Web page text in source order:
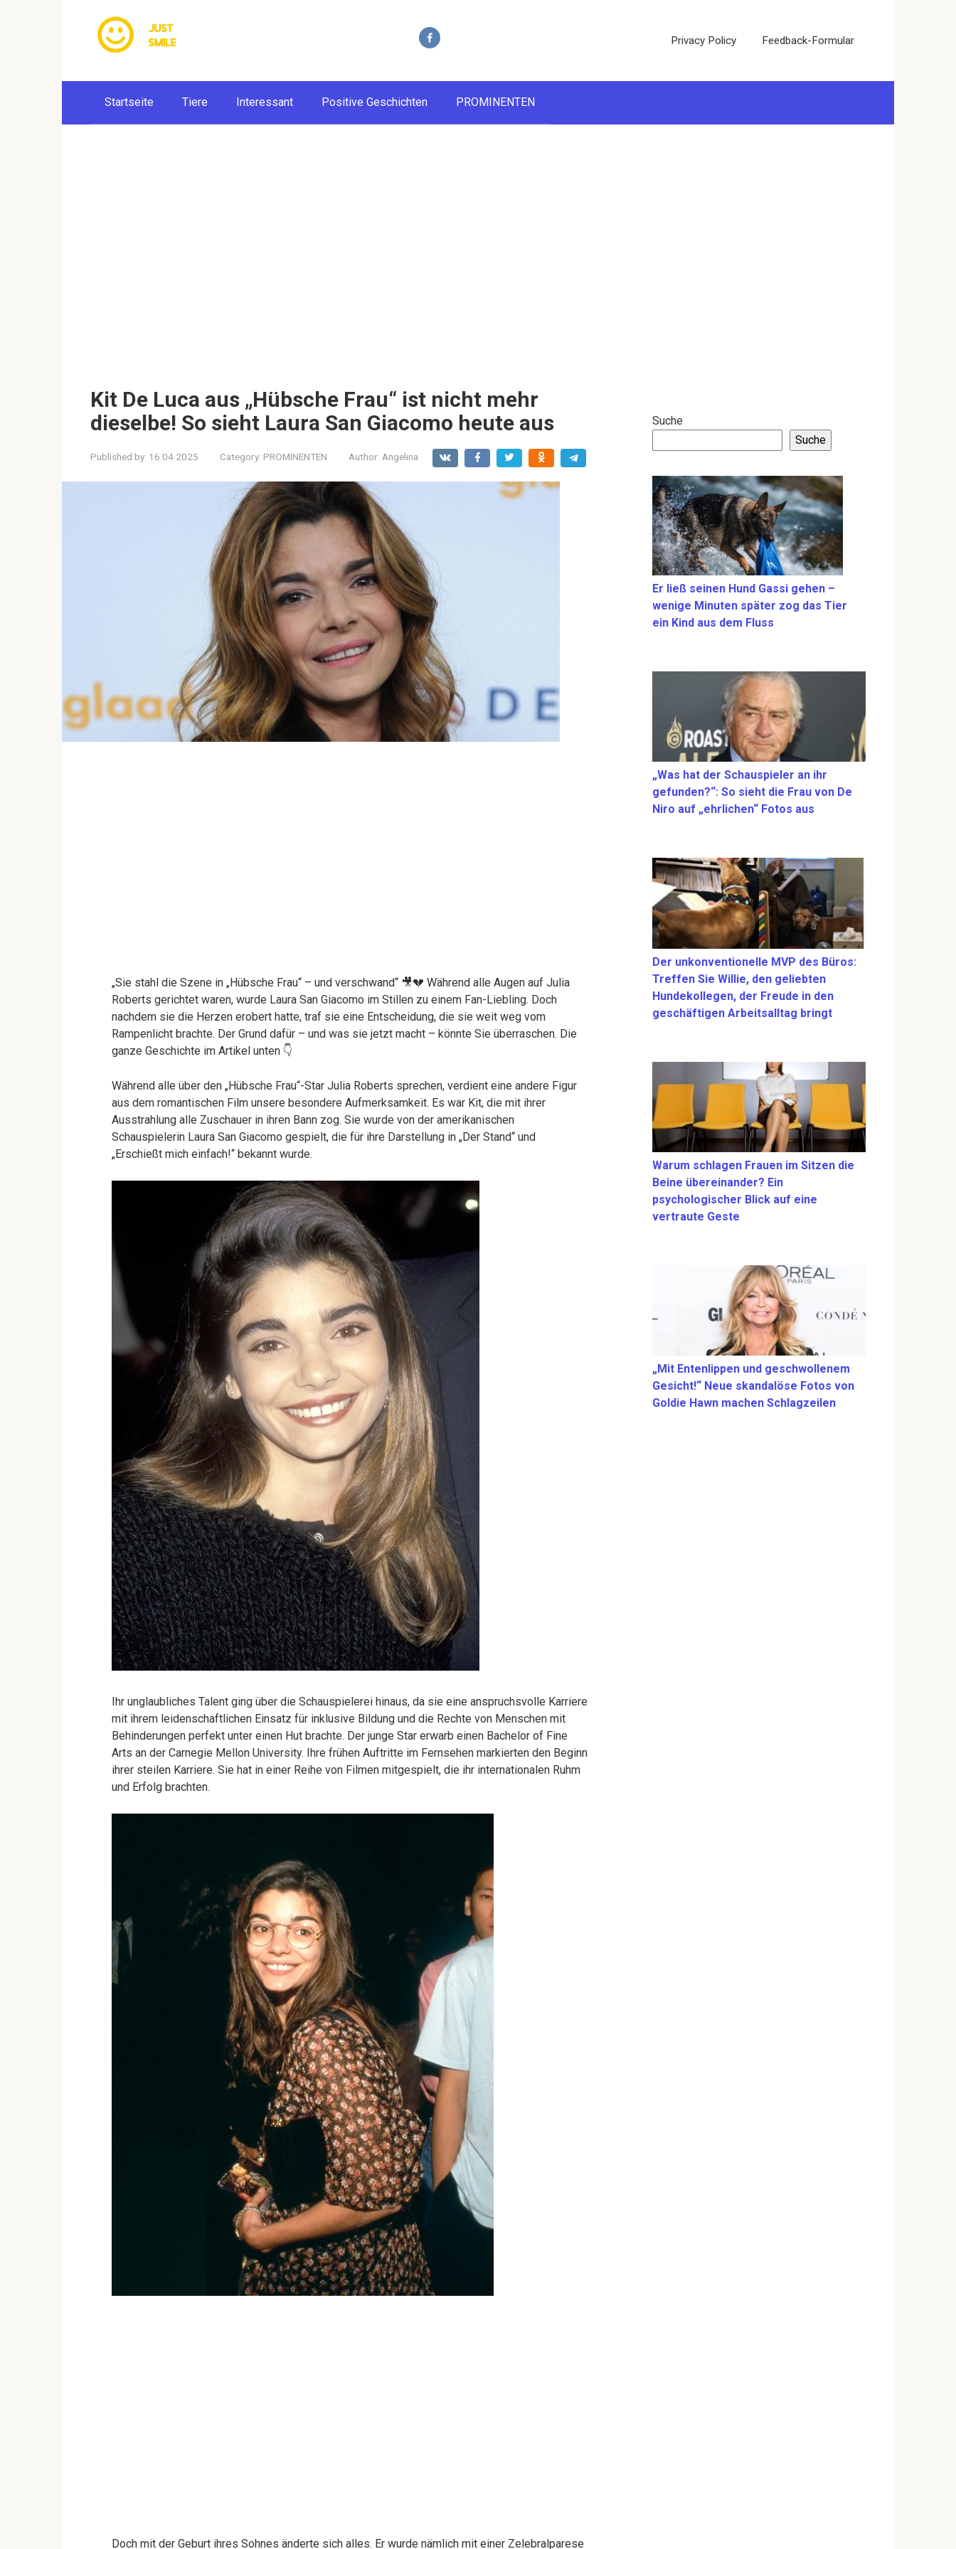
Privacy Policy Feedback-Formular
Startseite Tiere Interessant Positive Geschichten PROMINENTEN
Kit De Luca aus „Hübsche Frau“ ist nicht mehr
dieselbe! So sieht Laura San Giacomo heute aus
Published by: 16.04.2025 Category: PROMINENTEN Author: Angelina
„Sie stahl die Szene in „Hübsche Frau“ – und verschwand“ 🎥💔 Während alle Augen auf Julia
Roberts gerichtet waren, wurde Laura San Giacomo im Stillen zu einem Fan-Liebling. Doch
nachdem sie die Herzen erobert hatte, traf sie eine Entscheidung, die sie weit weg vom
Rampenlicht brachte. Der Grund dafür – und was sie jetzt macht – könnte Sie überraschen. Die
ganze Geschichte im Artikel unten 👇
Während alle über den „Hübsche Frau“-Star Julia Roberts sprechen, verdient eine andere Figur
aus dem romantischen Film unsere besondere Aufmerksamkeit. Es war Kit, die mit ihrer
Ausstrahlung alle Zuschauer in ihren Bann zog. Sie wurde von der amerikanischen
Schauspielerin Laura San Giacomo gespielt, die für ihre Darstellung in „Der Stand“ und
„Erschießt mich einfach!“ bekannt wurde.
Ihr unglaubliches Talent ging über die Schauspielerei hinaus, da sie eine anspruchsvolle Karriere
mit ihrem leidenschaftlichen Einsatz für inklusive Bildung und die Rechte von Menschen mit
Behinderungen perfekt unter einen Hut brachte. Der junge Star erwarb einen Bachelor of Fine
Arts an der Carnegie Mellon University. Ihre frühen Auftritte im Fernsehen markierten den Beginn
ihrer steilen Karriere. Sie hat in einer Reihe von Filmen mitgespielt, die ihr internationalen Ruhm
und Erfolg brachten.
Doch mit der Geburt ihres Sohnes änderte sich alles. Er wurde nämlich mit einer Zelebralparese
Suche
Suche
Er ließ seinen Hund Gassi gehen –
wenige Minuten später zog das Tier
ein Kind aus dem Fluss
„Was hat der Schauspieler an ihr
gefunden?“: So sieht die Frau von De
Niro auf „ehrlichen“ Fotos aus
Der unkonventionelle MVP des Büros:
Treffen Sie Willie, den geliebten
Hundekollegen, der Freude in den
geschäftigen Arbeitsalltag bringt
Warum schlagen Frauen im Sitzen die
Beine übereinander? Ein
psychologischer Blick auf eine
vertraute Geste
„Mit Entenlippen und geschwollenem
Gesicht!“ Neue skandalöse Fotos von
Goldie Hawn machen Schlagzeilen